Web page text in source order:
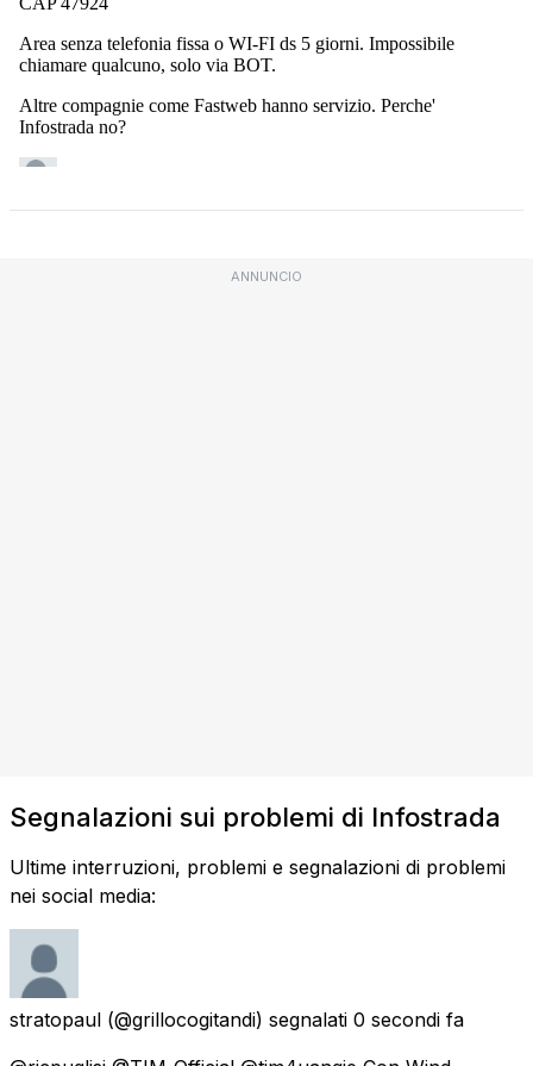
ANNUNCIO
Segnalazioni sui problemi di Infostrada
Ultime interruzioni, problemi e segnalazioni di problemi
nei social media:
stratopaul (@grillocogitandi) segnalati 0 secondi fa